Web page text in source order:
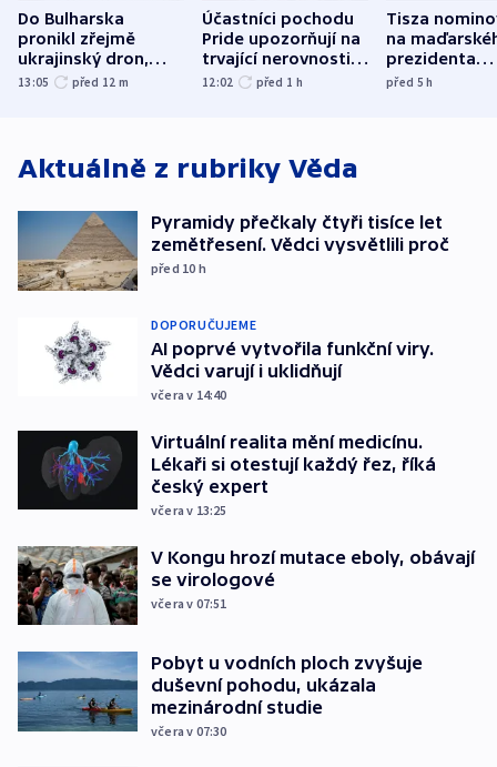
Do Bulharska
pronikl zřejmě
ukrajinský dron,
explodoval kilometr
13:05 před 12 m
Účastníci pochodu
Pride upozorňují na
trvající nerovnosti i
společenskou
12:02 před 1 h
Tisza
na
prezidenta
bývalého
před 5h
Aktuálně z rubriky Věda
Pyramidy přečkaly čtyři tisíce let
zemětřesení. Vědci vysvětlili proč
před 10 h
DOPORUČUJEME
AI poprvé vytvořila funkční viry.
Vědci varují i uklidňují
včera v 14:40
Virtuální realita mění medicínu.
Lékaři si otestují každý řez, říká
český expert
včera v 13:25
V Kongu hrozí mutace eboly, obávají
se virologové
včera v 07:51
Pobyt u vodních ploch zvyšuje
duševní pohodu, ukázala
mezinárodní studie
včera v 07:30